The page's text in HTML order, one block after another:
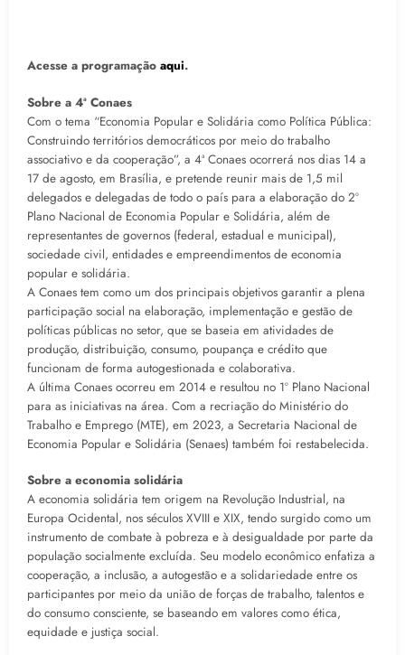
Acesse a programação aqui.
Sobre a 4ª Conaes
Com o tema “Economia Popular e Solidária como Política Pública:
Construindo territórios democráticos por meio do trabalho
associativo e da cooperação”, a 4ª Conaes ocorrerá nos dias 14 a
17 de agosto, em Brasília, e pretende reunir mais de 1,5 mil
delegados e delegadas de todo o país para a elaboração do 2º
Plano Nacional de Economia Popular e Solidária, além de
representantes de governos (federal, estadual e municipal),
sociedade civil, entidades e empreendimentos de economia
popular e solidária.
A Conaes tem como um dos principais objetivos garantir a plena
participação social na elaboração, implementação e gestão de
políticas públicas no setor, que se baseia em atividades de
produção, distribuição, consumo, poupança e crédito que
funcionam de forma autogestionada e colaborativa.
A última Conaes ocorreu em 2014 e resultou no 1º Plano Nacional
para as iniciativas na área. Com a recriação do Ministério do
Trabalho e Emprego (MTE), em 2023, a Secretaria Nacional de
Economia Popular e Solidária (Senaes) também foi restabelecida.
Sobre a economia solidária
A economia solidária tem origem na Revolução Industrial, na
Europa Ocidental, nos séculos XVIII e XIX, tendo surgido como um
instrumento de combate à pobreza e à desigualdade por parte da
população socialmente excluída. Seu modelo econômico enfatiza a
cooperação, a inclusão, a autogestão e a solidariedade entre os
participantes por meio da união de forças de trabalho, talentos e
do consumo consciente, se baseando em valores como ética,
equidade e justiça social.